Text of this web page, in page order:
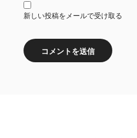
新しい投稿をメールで受け取る